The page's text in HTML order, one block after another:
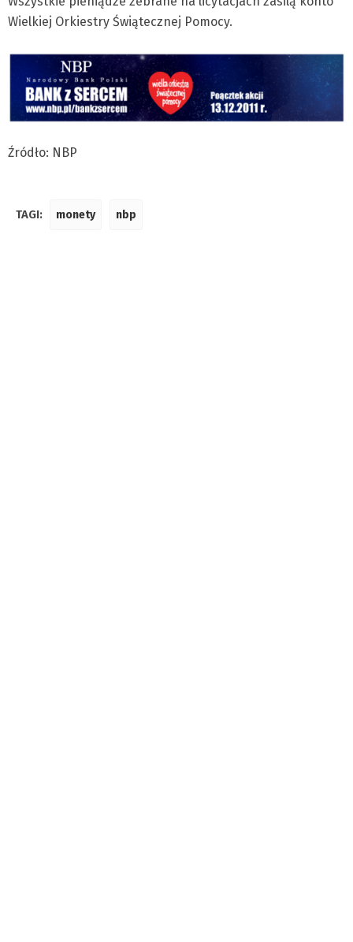
Wielkiej Orkiestry Świątecznej Pomocy.
Źródło: NBP
TAGI: monety nbp